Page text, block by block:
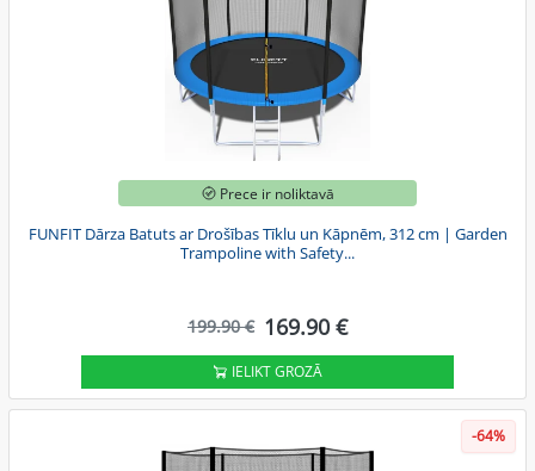
Prece ir noliktavā
FUNFIT Dārza Batuts ar Drošības Tīklu un Kāpnēm, 312 cm | Garden
Trampoline with Safety...
199.90 € 169.90 €
IELIKT GROZĀ
-64%